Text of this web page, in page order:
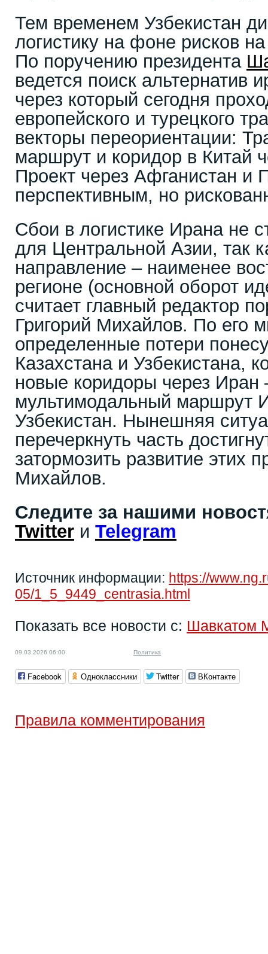
Тем временем Узбекистан
логистику на фоне рисков
По поручению президента
ведется поиск альтернатив
через который сегодня
европейского и турецкого
векторы переориентации:
маршрут и коридор в Китай
Проект через Афганистан и
перспективным, но
Сбои в логистике Ирана не
для Центральной Азии, так
направление – наименее
регионе (основной оборот
считает главный редактор
Григорий Михайлов. По его
определенные потери
Казахстана и Узбекистана,
новые коридоры через Иран
мультимодальный маршрут
Узбекистан. Нынешняя
перечеркнуть часть
затормозить развитие этих
Михайлов.
Следите за нашими
Twitter и Telegram
Источник информации: https://
05/1_5_9449_centrasia.html
Показать все новости с: Шавкатом
09.03.2026 06:00 Политика
Facebook Одноклассники Twitter ВКонтакте
Правила комментирования